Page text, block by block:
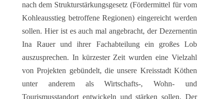
nach dem Strukturstärkungsgesetz (Fördermittel für vom
Kohleausstieg betroffene Regionen) eingereicht werden
sollen. Hier ist es auch mal angebracht, der Dezernentin
Ina Rauer und ihrer Fachabteilung ein großes Lob
auszusprechen. In kürzester Zeit wurden eine Vielzahl
von Projekten gebündelt, die unsere Kreisstadt Köthen
unter anderem als Wirtschafts-, Wohn- und
Tourismusstandort entwickeln und stärken sollen. Der